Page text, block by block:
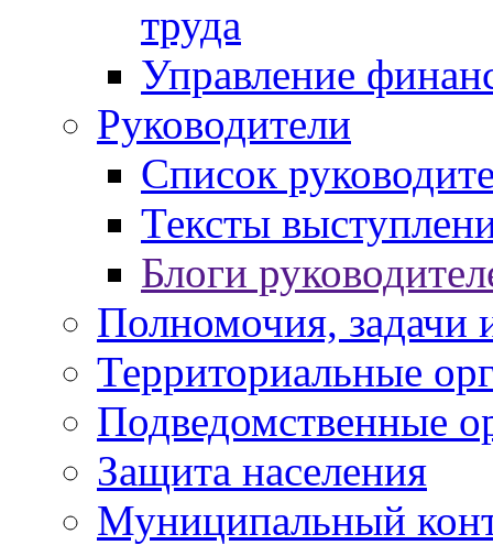
труда
Управление
Руководители
Список
Тексты
Блоги
Полномочия, задачи
Территориальные
Подведомственные
Защита населения
Муниципальный